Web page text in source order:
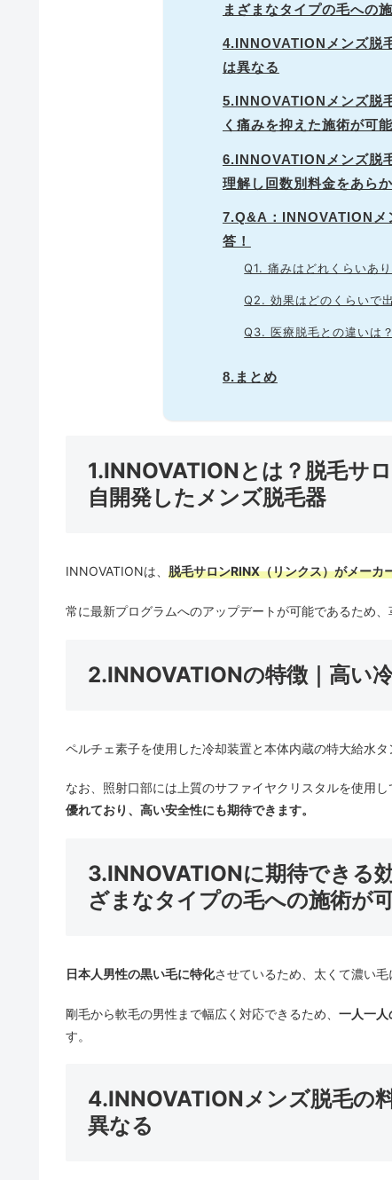
まざまなタイプの毛への
4.INNOVATIONメンズ脱
は異なる
5.INNOVATIONメンズ脱
く痛みを抑えた施術が可能
6.INNOVATIONメンズ脱
理解し回数別料金をあら
7.Q&A：INNOVATIONメ
答！
Q1. 痛みはどれくらいあ
Q2. 効果はどのくらいで
Q3. 医療脱毛との違いは？
8.まとめ
1.INNOVATIONとは？脱毛サ
自開発したメンズ脱毛器
INNOVATIONは、脱毛サロンRINX（リンクス）がメーカ
常に最新プログラムへのアップデートが可能であるため
2.INNOVATIONの特徴｜高い
ペルチェ素子を使用した冷却装置と本体内蔵の特大給水
なお、照射口部には上質のサファイヤクリスタルを使用
優れており、高い安全性にも期待できます。
3.INNOVATIONに期待できる
ざまなタイプの毛への施術が
日本人男性の黒い毛に特化させているため、太くて濃い
剛毛から軟毛の男性まで幅広く対応できるため、一人一
す。
4.INNOVATIONメンズ脱毛の
異なる